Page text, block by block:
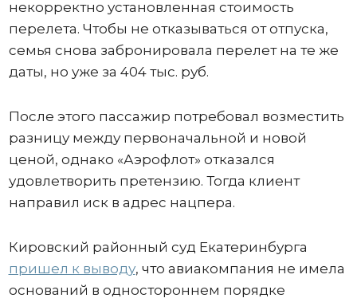
некорректно установленная стоимость
перелета. Чтобы не отказываться от отпуска,
семья снова забронировала перелет на те же
даты, но уже за 404 тыс. руб.
После этого пассажир потребовал возместить
разницу между первоначальной и новой
ценой, однако «Аэрофлот» отказался
удовлетворить претензию. Тогда клиент
направил иск в адрес нацпера.
Кировский районный суд Екатеринбурга
пришел к выводу, что авиакомпания не имела
оснований в одностороннем порядке